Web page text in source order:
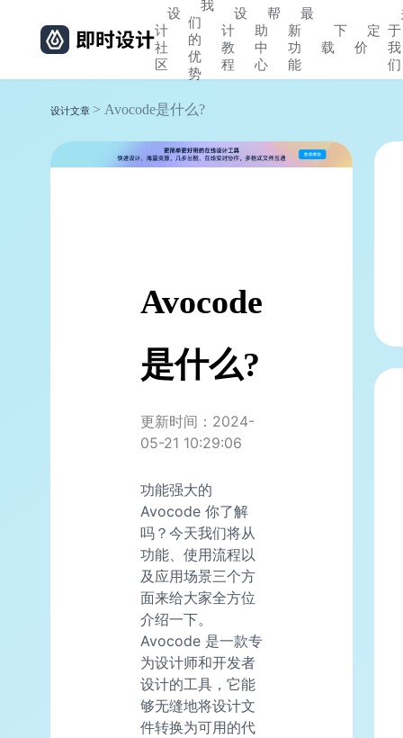
设
计
社
区
我
们
的
优
势
设
计
教
程
帮
助
中
心
最
新
功
能
下
载
定
价
于
我
们
设计文章 > Avocode是什么?
Avocode
是什么?
更新时间：2024-
05-21 10:29:06
功能强大的
Avocode 你了解
吗？今天我们将从
功能、使用流程以
及应用场景三个方
面来给大家全方位
介绍一下。
Avocode 是一款专
为设计师和开发者
设计的工具，它能
够无缝地将设计文
件转换为可用的代